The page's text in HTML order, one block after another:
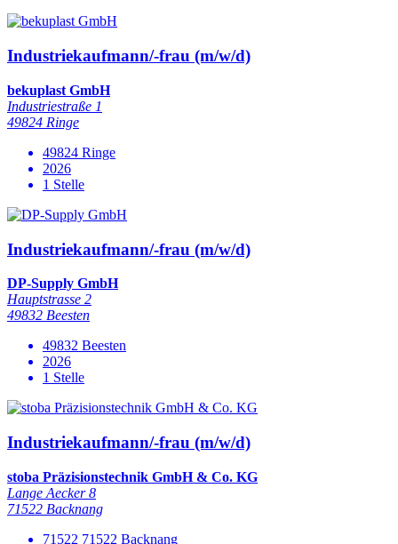
Industriekaufmann/-frau (m/w/d)
bekuplast GmbH
Industriestraße 1
49824 Ringe
49824 Ringe
2026
1 Stelle
Industriekaufmann/-frau (m/w/d)
DP-Supply GmbH
Hauptstrasse 2
49832 Beesten
49832 Beesten
2026
1 Stelle
Industriekaufmann/-frau (m/w/d)
stoba Präzisionstechnik GmbH & Co. KG
Lange Aecker 8
71522 Backnang
71522 71522 Backnang